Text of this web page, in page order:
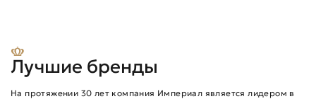
Лучшие бренды
На протяжении 30 лет компания Империал является лидером в